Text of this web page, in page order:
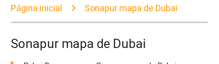
Página inicial Sonapur mapa de Dubai
Sonapur mapa de Dubai